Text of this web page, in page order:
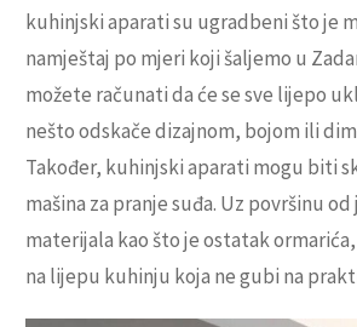
kuhinjski aparati su ugradbeni što je
namještaj po mjeri koji šaljemo u
možete računati da će se sve lijepo
nešto odskače dizajnom, bojom ili
Također, kuhinjski aparati mogu biti
mašina za pranje suđa. Uz površinu
materijala kao što je ostatak
na lijepu kuhinju koja ne gubi na